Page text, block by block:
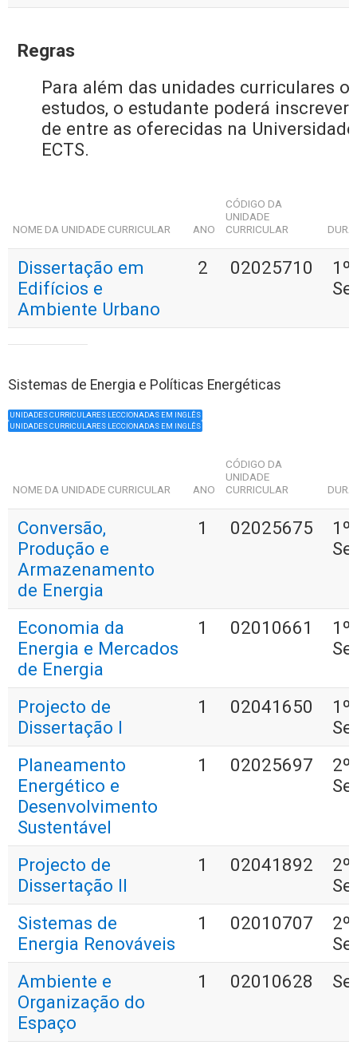
Regras
Para além das unidades curriculares
estudos, o estudante poderá
de entre as oferecidas na
ECTS.
NOME DA UNIDADE CURRICULAR ANO
CÓDIGO DA
UNIDADE
CURRICULAR
Dissertação em
Edifícios e
Ambiente Urbano
2 02025710
1º
Sistemas de Energia e Políticas Energéticas
UNIDADES CURRICULARES LECCIONADAS EM INGLÊS
UNIDADES CURRICULARES LECCIONADAS EM INGLÊS
NOME DA UNIDADE CURRICULAR ANO
CÓDIGO DA
UNIDADE
CURRICULAR
Conversão,
Produção e
Armazenamento
de Energia
1 02025675
1º
Economia da
Energia e Mercados
de Energia
1 02010661
1º
Projecto de
Dissertação I
1 02041650
1º
Planeamento
Energético e
Desenvolvimento
Sustentável
1 02025697
2º
Projecto de
Dissertação II
1 02041892
2º
Sistemas de
Energia Renováveis
1 02010707
2º
Ambiente e
Organização do
Espaço
1 02010628